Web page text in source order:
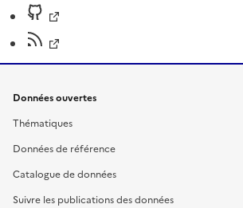
Données ouvertes
Thématiques
Données de référence
Catalogue de données
Suivre les publications des données